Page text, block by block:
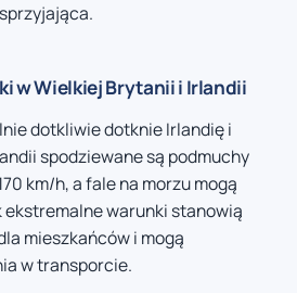
w Wielkiej Brytanii i Irlandii
dotkliwie dotknie Irlandię i
spodziewane są podmuchy
km/h, a fale na morzu mogą
ekstremalne warunki stanowią
mieszkańców i mogą
w transporcie.